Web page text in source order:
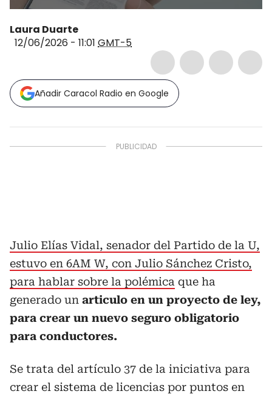
Laura Duarte
12/06/2026 - 11:01 GMT-5
Añadir Caracol Radio en Google
Julio Elías Vidal, senador del Partido de la U,
estuvo en 6AM W, con Julio Sánchez Cristo,
para hablar sobre la polémica que ha
generado un articulo en un proyecto de ley,
para crear un nuevo seguro obligatorio
para conductores.
Se trata del artículo 37 de la iniciativa para
crear el sistema de licencias por puntos en